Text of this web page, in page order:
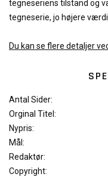
tegneseriens tilstand og
tegneserie, jo højere værdi.
Du kan se flere detaljer
Antal Sider:
Orginal Titel:
Nypris:
Mål:
Redaktør:
Copyright: